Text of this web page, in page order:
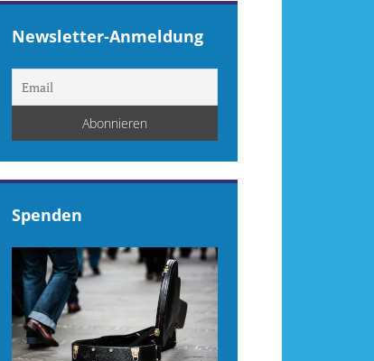
Newsletter-Anmeldung
Spenden